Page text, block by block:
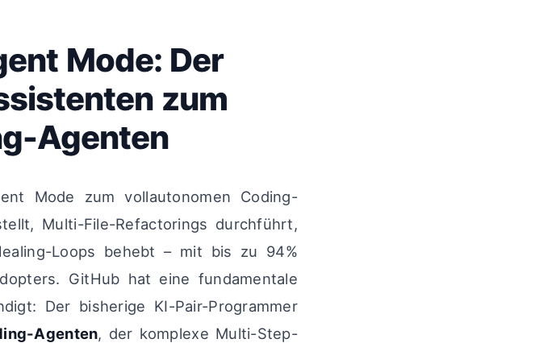
Mode: Der
zum
Agenten
Mode zum vollautonomen Coding-
Multi-File-Refactorings durchführt,
Loops behebt – mit bis zu 94%
GitHub hat eine fundamentale
Der bisherige KI-Pair-Programmer
Agenten, der komplexe Multi-Step-